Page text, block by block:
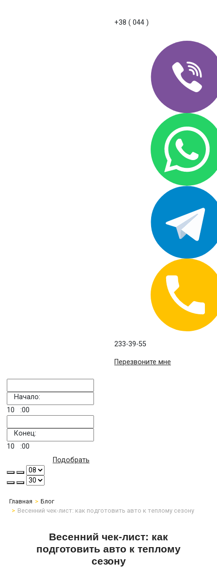
+38 ( 044 )
233-39-55
Перезвоните мне
Начало:
10
:00
Конец:
10
:00
Подобрать
Главная
Блог
Весенний чек-лист: как подготовить авто к теплому сезону
Весенний чек-лист: как
подготовить авто к теплому
сезону